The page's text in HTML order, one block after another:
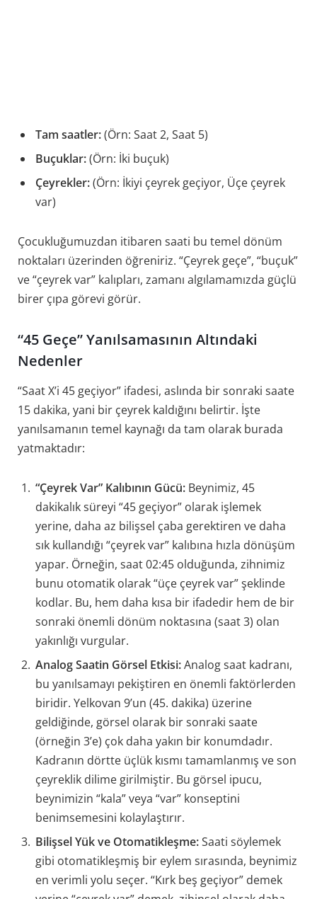
Tam saatler:(Örn: Saat 2, Saat 5)
Buçuklar:(Örn: İki buçuk)
Çeyrekler:(Örn: İkiyi çeyrek geçiyor, Üçe çeyrek
var)
Çocukluğumuzdan itibaren saati bu temel dönüm
noktaları üzerinden öğreniriz. “Çeyrek geçe”, “buçuk”
ve “çeyrek var” kalıpları, zamanı algılamamızda güçlü
birer çıpa görevi görür.
“45 Geçe” Yanılsamasının Altındaki
Nedenler
“Saat X’i 45 geçiyor” ifadesi, aslında bir sonraki saate
15 dakika, yani bir çeyrek kaldığını belirtir. İşte
yanılsamanın temel kaynağı da tam olarak burada
yatmaktadır:
“Çeyrek Var” Kalıbının Gücü: Beynimiz, 45
dakikalık süreyi “45 geçiyor” olarak işlemek
yerine, daha az bilişsel çaba gerektiren ve daha
sık kullandığı “çeyrek var” kalıbına hızla dönüşüm
yapar. Örneğin, saat 02:45 olduğunda, zihnimiz
bunu otomatik olarak “üçe çeyrek var” şeklinde
kodlar. Bu, hem daha kısa bir ifadedir hem de bir
sonraki önemli dönüm noktasına (saat 3) olan
yakınlığı vurgular.
Analog Saatin Görsel Etkisi:Analog saat kadranı,
bu yanılsamayı pekiştiren en önemli faktörlerden
biridir. Yelkovan 9’un (45. dakika) üzerine
geldiğinde, görsel olarak bir sonraki saate
(örneğin 3’e) çok daha yakın bir konumdadır.
Kadranın dörtte üçlük kısmı tamamlanmış ve son
çeyreklik dilime girilmiştir. Bu görsel ipucu,
beynimizin “kala” veya “var” konseptini
benimsemesini kolaylaştırır.
Bilişsel Yük ve Otomatikleşme:Saati söylemek
gibi otomatikleşmiş bir eylem sırasında, beynimiz
en verimli yolu seçer. “Kırk beş geçiyor” demek